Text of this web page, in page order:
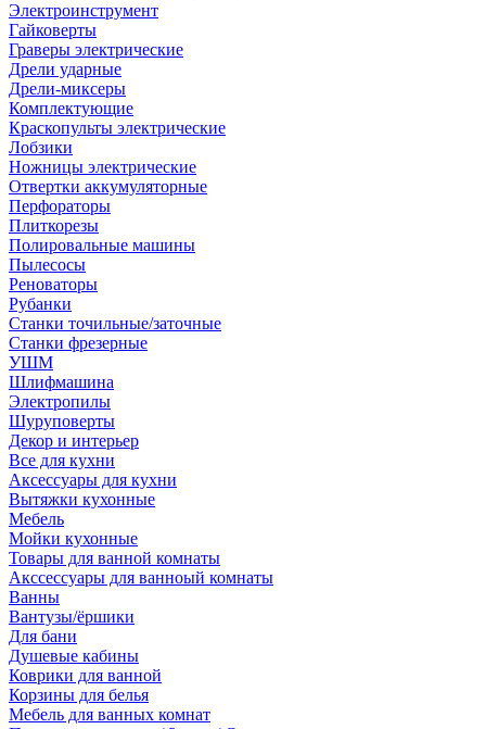
Электроинструмент
Гайковерты
Граверы электрические
Дрели ударные
Дрели-миксеры
Комплектующие
Краскопульты электрические
Лобзики
Ножницы электрические
Отвертки аккумуляторные
Перфораторы
Плиткорезы
Полировальные машины
Пылесосы
Реноваторы
Рубанки
Станки точильные/заточные
Станки фрезерные
УШМ
Шлифмашина
Электропилы
Шуруповерты
Декор и интерьер
Все для кухни
Аксессуары для кухни
Вытяжки кухонные
Мебель
Мойки кухонные
Товары для ванной комнаты
Акссессуары для ванноый комнаты
Ванны
Вантузы/ёршики
Для бани
Душевые кабины
Коврики для ванной
Корзины для белья
Мебель для ванных комнат